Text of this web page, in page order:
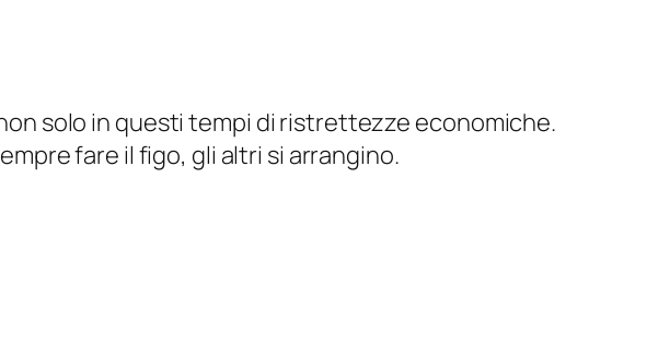
solo in questi tempi di ristrettezze economiche.
fare il figo, gli altri si arrangino.